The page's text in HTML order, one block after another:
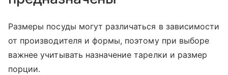
Размеры посуды могут различаться в зависимости
от производителя и формы, поэтому при выборе
важнее учитывать назначение тарелки и размер
порции.